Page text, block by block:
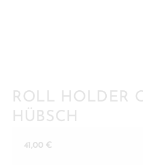
ROLL HOLDER
HÜBSCH
41,00 €